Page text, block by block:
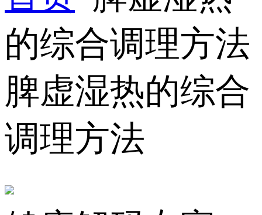
的综合调理方法
脾虚湿热的综合
调理方法